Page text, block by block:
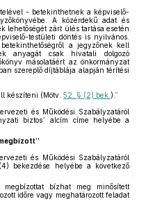
- betekinthetnek a képviselő-
A közérdekű adat és
lehetőségét zárt ülés tartása esetén
testületi döntés is nyilvános.
a jegyzőnek kell
anyagát csak hivatali dolgozó
másolatáért az önkormányzat
szereplő díjtáblája alapján térítési
készíteni (Mötv. 52. § (2) bek. ).”
és Működési Szabályzatáról
biztos” alcím címe helyébe a
és Működési Szabályzatáról
bekezdése helyébe a következő
bízhat meg minősített
időre vagy meghatározott feladat